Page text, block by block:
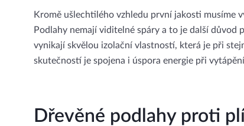
Kromě ušlechtilého vzhledu první jakosti musíme
Podlahy nemají viditelné spáry a to je další
vynikají skvělou izolační vlastností, která je při
skutečností je spojena i úspora energie při
Dřevěné podlahy proti